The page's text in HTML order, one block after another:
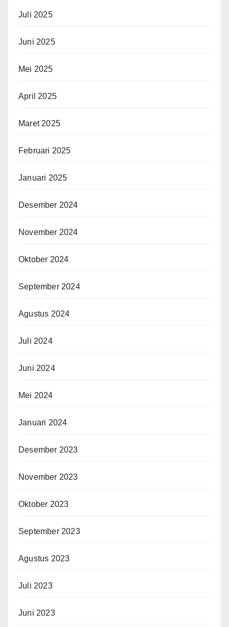
Juli 2025
Juni 2025
Mei 2025
April 2025
Maret 2025
Februari 2025
Januari 2025
Desember 2024
November 2024
Oktober 2024
September 2024
Agustus 2024
Juli 2024
Juni 2024
Mei 2024
Januari 2024
Desember 2023
November 2023
Oktober 2023
September 2023
Agustus 2023
Juli 2023
Juni 2023